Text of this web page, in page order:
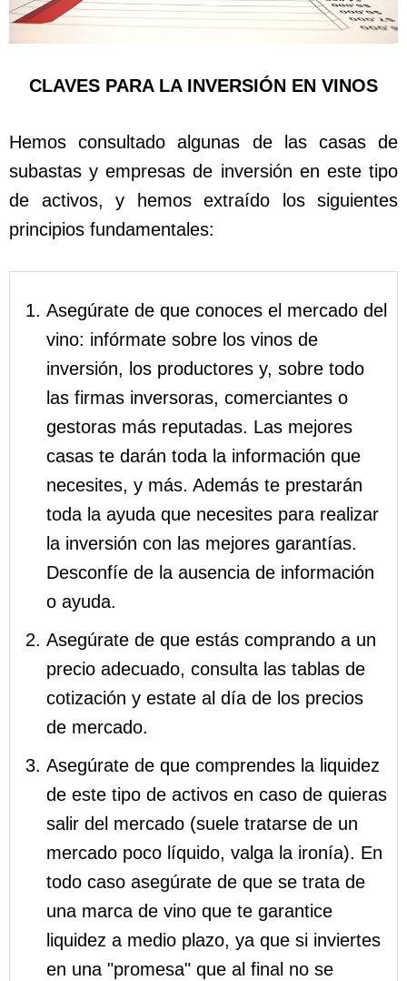
CLAVES PARA LA INVERSIÓN EN VINOS
Hemos consultado algunas de las casas de
subastas y empresas de inversión en este tipo
de activos, y hemos extraído los siguientes
principios fundamentales:
Asegúrate de que conoces el mercado del
vino: infórmate sobre los vinos de
inversión, los productores y, sobre todo
las firmas inversoras, comerciantes o
gestoras más reputadas. Las mejores
casas te darán toda la información que
necesites, y más. Además te prestarán
toda la ayuda que necesites para realizar
la inversión con las mejores garantías.
Desconfíe de la ausencia de información
o ayuda.
Asegúrate de que estás comprando a un
precio adecuado, consulta las tablas de
cotización y estate al día de los precios
de mercado.
Asegúrate de que comprendes la liquidez
de este tipo de activos en caso de quieras
salir del mercado (suele tratarse de un
mercado poco líquido, valga la ironía). En
todo caso asegúrate de que se trata de
una marca de vino que te garantice
liquidez a medio plazo, ya que si inviertes
en una "promesa" que al final no se